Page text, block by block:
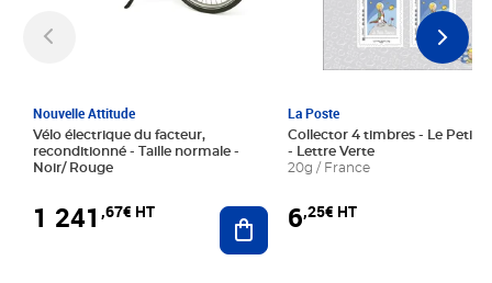
Nouvelle Attitude
Vélo électrique du facteur,
reconditionné - Taille normale -
Noir/ Rouge
1 241 ,67€ HT Ajouter au panier
La Poste
Collector 4 timbres - Le Petit
- Lettre Verte
20g / France
6,25€ HT